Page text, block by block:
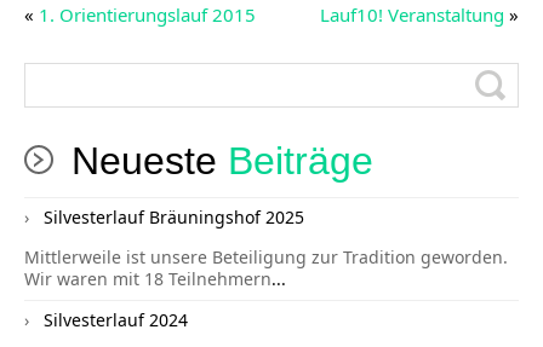
« 1. Orientierungslauf 2015 Lauf10! Veranstaltung »
Neueste Beiträge
Silvesterlauf Bräuningshof 2025
Mittlerweile ist unsere Beteiligung zur Tradition geworden.
Wir waren mit 18 Teilnehmern...
Silvesterlauf 2024